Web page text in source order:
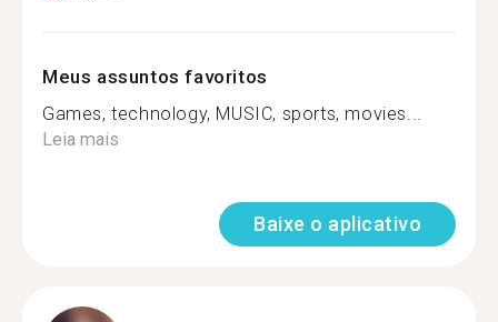
Meus assuntos favoritos
Games, technology, MUSIC, sports, movies...
Leia mais
Baixe o aplicativo